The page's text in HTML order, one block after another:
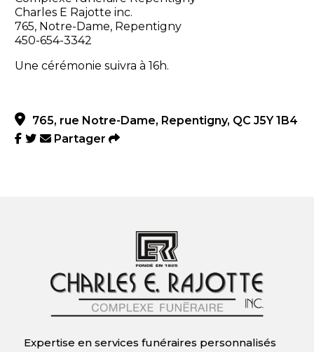
Charles E Rajotte inc.
765, Notre-Dame, Repentigny
450-654-3342
Une cérémonie suivra à 16h.
765, rue Notre-Dame, Repentigny, QC J5Y 1B4
Partager
Expertise en services funéraires personnalisés